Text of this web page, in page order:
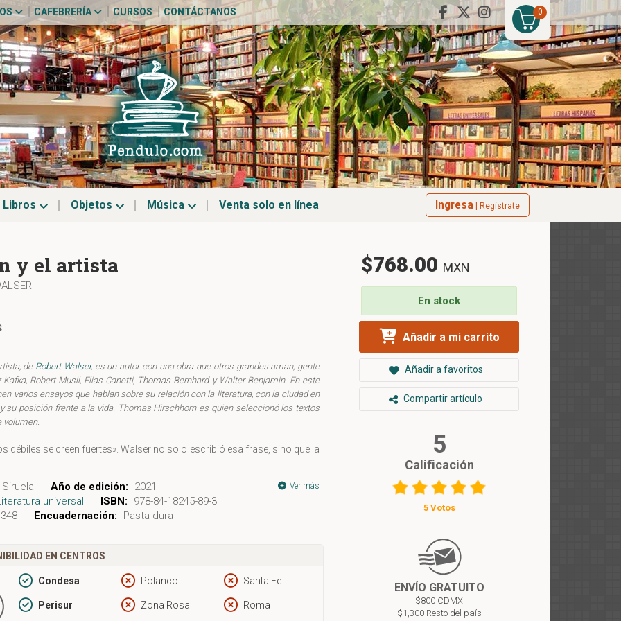
0
CAFEBRERÍA CURSOS CONTÁCTANOS
Libros Objetos Música Venta solo en línea Ingresa | Regístrate
y el artista
de Robert Walser, es un autor con una obra que otros grandes aman, gente
Kafka, Robert Musil, Elias Canetti, Thomas Bernhard y Walter Benjamin. En este
varios ensayos que hablan sobre su relación con la literatura, con la ciudad en
su posición frente a la vida. Thomas Hirschhorn es quien seleccionó los textos
volumen.
débiles se creen fuertes». Walser no solo escribió esa frase, sino que la
en el fracaso y, sin duda, rebelándose también contra el éxito. No tener
sinónimo de ser una víctima, fracasar puede ser un acto heroico. Robert
héroe. En su radicalismo y su disposición a pagar el precio de su
Ver más
Siruela Año de edición:
2021
universal ISBN:
978-84-18245-89-3
348 Encuadernación: Pasta dura
EN CENTROS
Condesa Polanco Santa Fe
Perisur Zona Rosa Roma
$768.00 MXN
En stock
Añadir a mi carrito
Añadir a favoritos
Compartir artículo
5
Calificación
5 Votos
ENVÍO GRATUITO
$800 CDMX
$1,300 Resto del país